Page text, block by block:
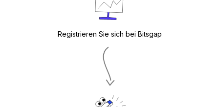
Registrieren Sie sich bei Bitsgap